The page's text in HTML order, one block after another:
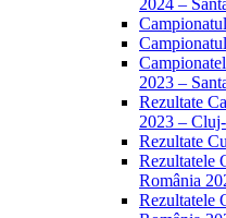
2024 –
2023 –
Rezultate
2023 –
Rezultate
Rezultatele
România
Rezultatele